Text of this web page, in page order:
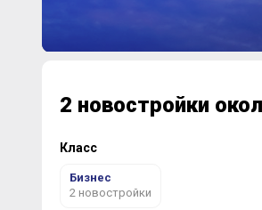
2 новостройки
Класс
Бизнес
2 новостройки